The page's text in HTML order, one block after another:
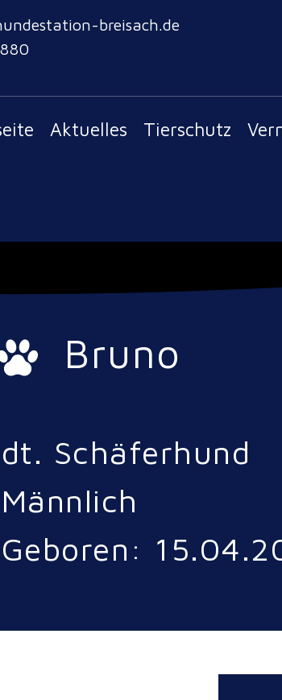
breisach.de
Aktuelles Tierschutz
Bruno
dt. Schäferhund
Männlich
Geboren: